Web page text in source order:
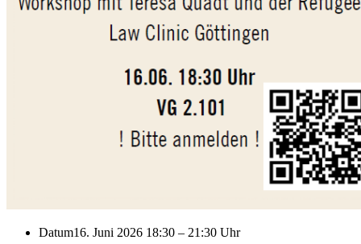
Datum16. Juni 2026 18:30 – 21:30 Uhr